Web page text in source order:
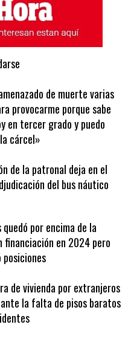
de muerte varias
provocarme porque sabe
en tercer grado y puedo
cárcel»
de la patronal deja en el
del bus náutico
quedó por encima de la
financiación en 2024 pero
posiciones
de vivienda por extranjeros
la falta de pisos baratos